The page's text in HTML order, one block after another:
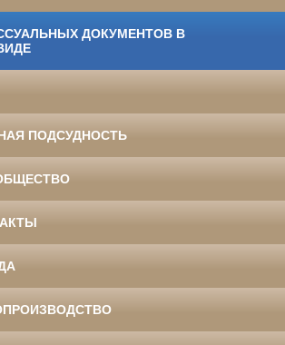
ДОКУМЕНТОВ В
ПОДСУДНОСТЬ